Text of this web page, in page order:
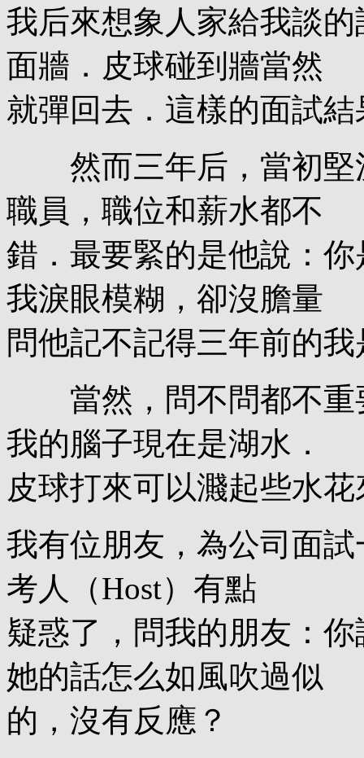
我后來想象人家給我談
面牆．皮球碰到牆當然
就彈回去．這樣的面試
然而三年后，當初堅
職員，職位和薪水都不
錯．最要緊的是他說：
我淚眼模糊，卻沒膽量
問他記不記得三年前的
當然，問不問都不重
我的腦子現在是湖水．
皮球打來可以濺起些水花
我有位朋友，為公司面
考人（Host）有點
疑惑了，問我的朋友：
她的話怎么如風吹過似
的，沒有反應？